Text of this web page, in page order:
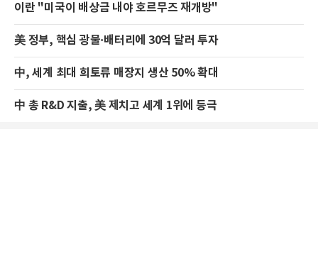
이란 "미국이 배상금 내야 호르무즈 재개방"
美 정부, 핵심 광물·배터리에 30억 달러 투자
中, 세계 최대 희토류 매장지 생산 50% 확대
中 총 R&D 지출, 美 제치고 세계 1위에 등극